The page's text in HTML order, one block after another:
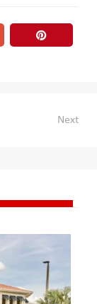
Next